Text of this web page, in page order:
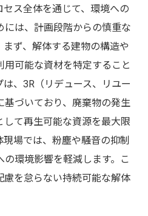
済的・環境的価値
事例の紹介
物管理の革新
なアプローチ
革新的な管理手法
技術の導入
らす環境への恩恵
切り開く管理革新
ス全体を通じて、環境への
には、計画段階からの慎重な
ず、解体する建物の構造や
可能な資材を特定すること
、3R（リデュース、リユー
基づいており、廃棄物の発生
して再生可能な資源を最大限
場では、粉塵や騒音の抑制
環境影響を軽減します。こ
慮を怠らない持続可能な解体